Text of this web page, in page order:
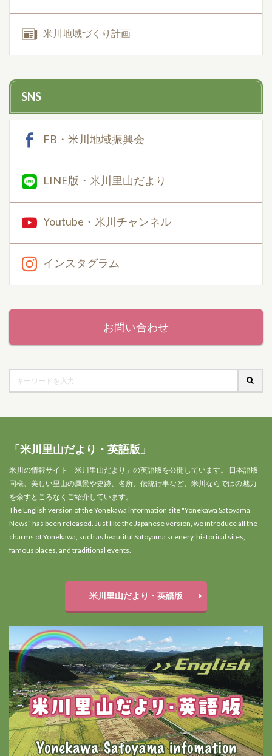
米川地域づくり計画
SNS
FB・米川地域振興会
LINE版・米川里山だより
Youtube・米川チャンネル
インスタグラム
お問い合わせ
「米川里山だより・英語版」
米川の情報サイト「米川里山だより」の英語版を公開しています。 日本語版
同様、美しい里山の風景や史跡、名所、伝統行事など、米川ならではの魅力
を余すところなくご紹介しています。
The English version of the Yonekawa information site "Yonekawa Satoyama
News" has been released. Just like the Japanese version, we introduce all the
charms of Yonekawa, such as beautiful Satoyama scenery, historical sites,
famous places, and traditional events.
米川里山だより・英語版